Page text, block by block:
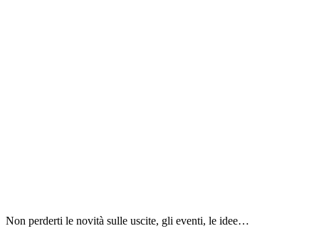
Non perderti le novità sulle uscite, gli eventi, le idee…